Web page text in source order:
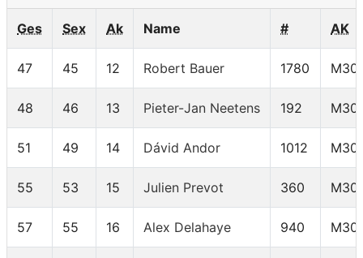
Ges Sex Ak Name # AK
47 45 12 Robert Bauer 1780
48 46 13 Pieter-Jan Neetens 192
51 49 14 Dávid Andor 1012
55 53 15 Julien Prevot 360
57 55 16 Alex Delahaye 940